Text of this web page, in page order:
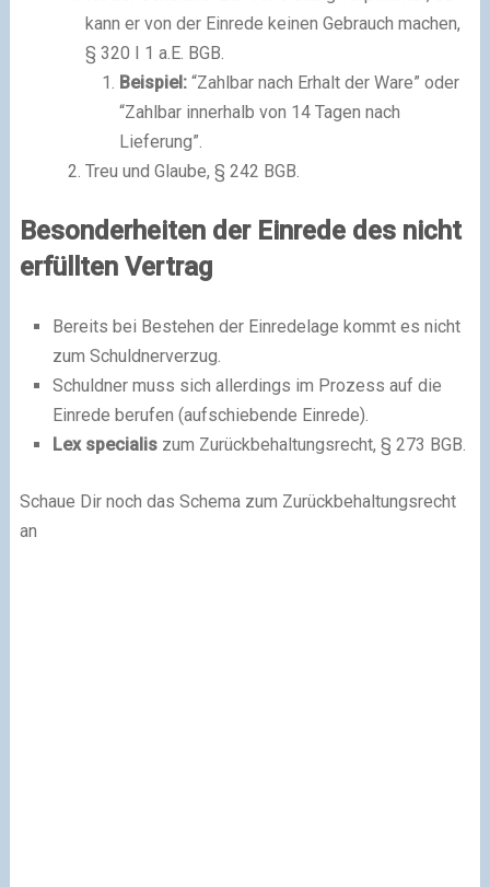
kann er von der Einrede keinen Gebrauch machen,
§ 320 I 1 a.E. BGB.
Beispiel: “Zahlbar nach Erhalt der Ware” oder
“Zahlbar innerhalb von 14 Tagen nach
Lieferung”.
Treu und Glaube, § 242 BGB.
Besonderheiten der Einrede des nicht
erfüllten Vertrag
Bereits bei Bestehen der Einredelage kommt es nicht
zum Schuldnerverzug.
Schuldner muss sich allerdings im Prozess auf die
Einrede berufen (aufschiebende Einrede).
Lex specialiszum Zurückbehaltungsrecht, § 273 BGB.
Schaue Dir noch das Schema zum Zurückbehaltungsrecht
an